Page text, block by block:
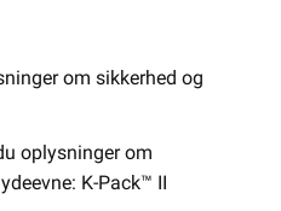
om sikkerhed og
oplysninger om
K-Pack™ II